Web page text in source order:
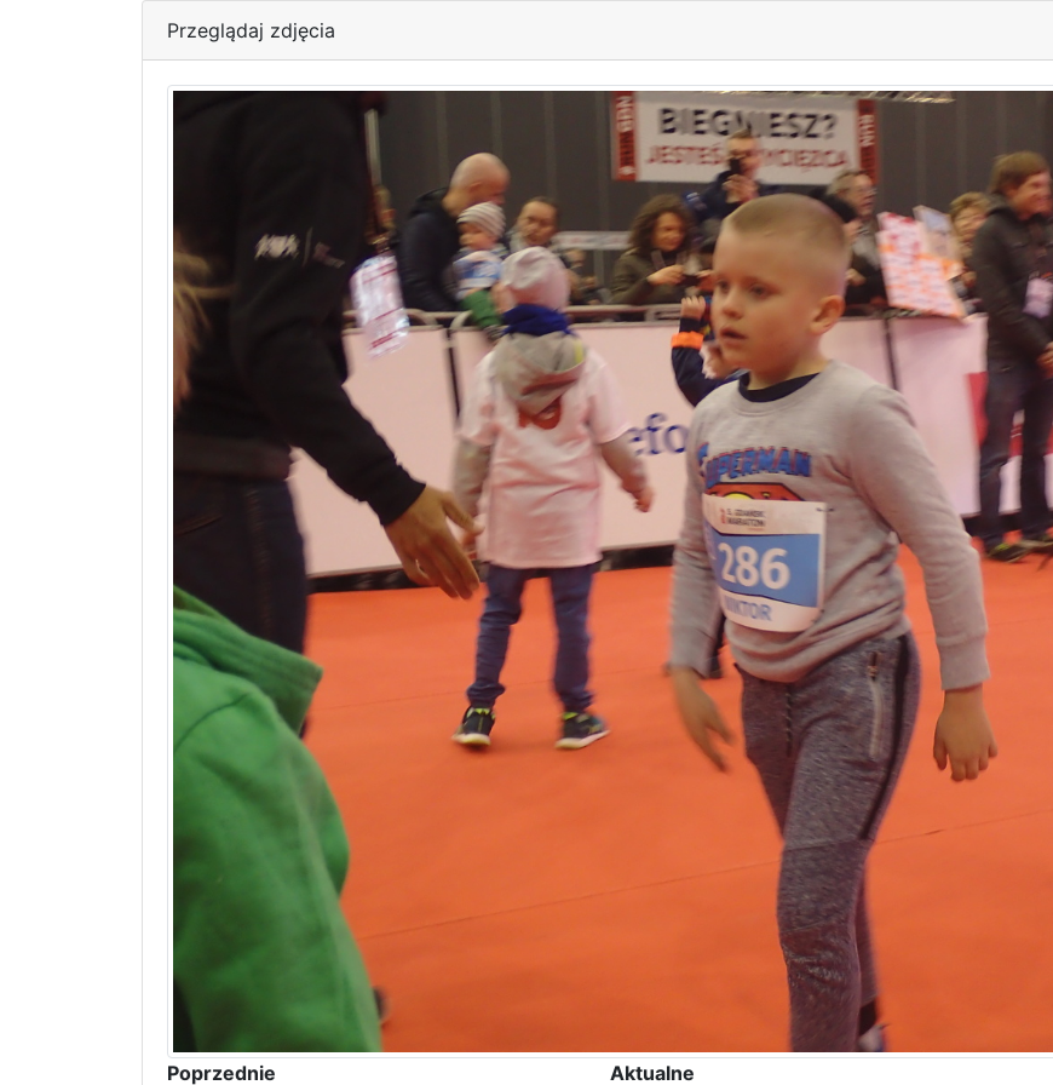
Przeglądaj zdjęcia
Poprzednie Aktualne